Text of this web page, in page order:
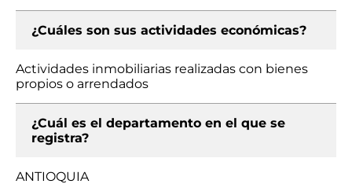
¿Cuáles son sus actividades económicas?
Actividades inmobiliarias realizadas con bienes
propios o arrendados
¿Cuál es el departamento en el que se
registra?
ANTIOQUIA